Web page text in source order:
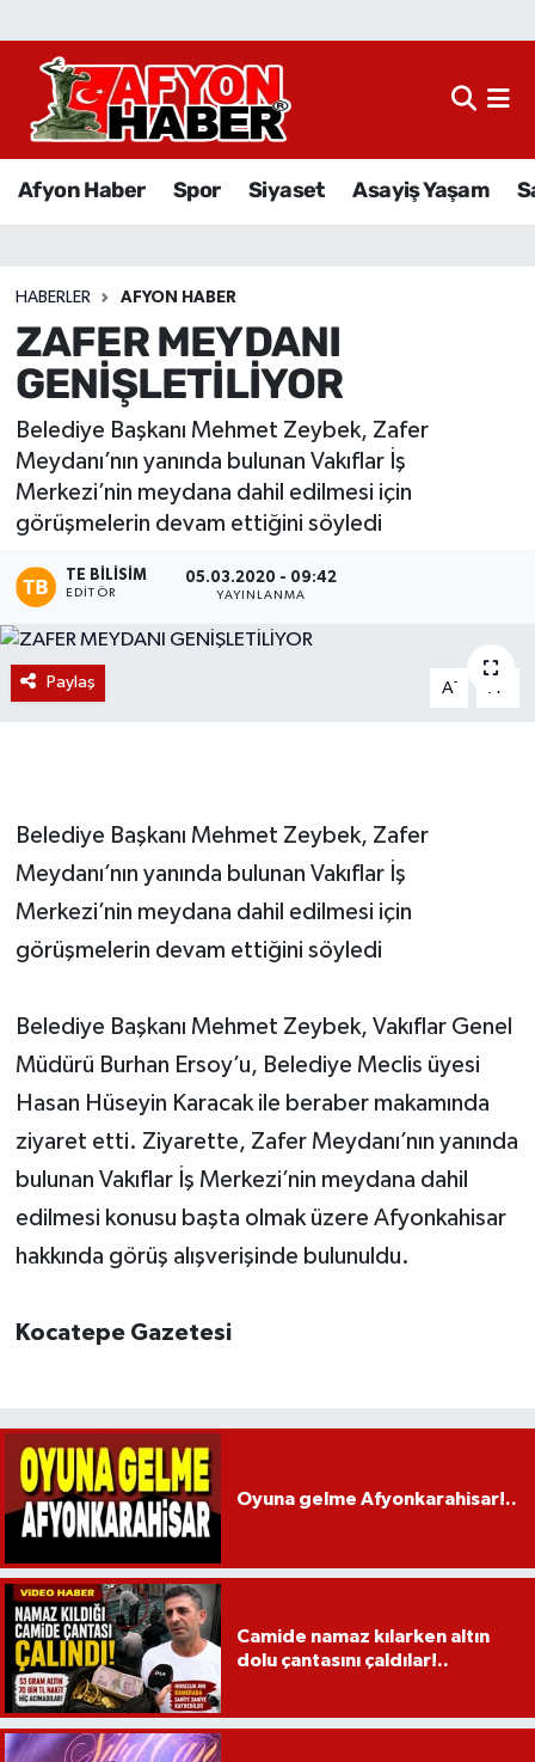
Afyon Haber Spor Siyaset Asayiş Yaşam
HABERLER AFYON HABER
ZAFER MEYDANI
GENİŞLETİLİYOR
Belediye Başkanı Mehmet Zeybek, Zafer
Meydanı’nın yanında bulunan Vakıflar İş
Merkezi’nin meydana dahil edilmesi için
görüşmelerin devam ettiğini söyledi
TE BILISIM
EDITÖR
05.03.2020 - 09:42
YAYINLANMA
Paylaş A- A
Belediye Başkanı Mehmet Zeybek, Zafer
Meydanı’nın yanında bulunan Vakıflar İş
Merkezi’nin meydana dahil edilmesi için
görüşmelerin devam ettiğini söyledi
Belediye Başkanı Mehmet Zeybek, Vakıflar Genel
Müdürü Burhan Ersoy’u, Belediye Meclis üyesi
Hasan Hüseyin Karacak ile beraber makamında
ziyaret etti. Ziyarette, Zafer Meydanı’nın yanında
bulunan Vakıflar İş Merkezi’nin meydana dahil
edilmesi konusu başta olmak üzere Afyonkahisar
hakkında görüş alışverişinde bulunuldu.
Kocatepe Gazetesi
Oyuna gelme Afyonkarahisar!..
Camide namaz kılarken altın
dolu çantasını çaldılar!..
Afyon Haber
Sağlık
Eğitim
Sivil Toplum
Ekonomi
Magazin
Etkinlikler